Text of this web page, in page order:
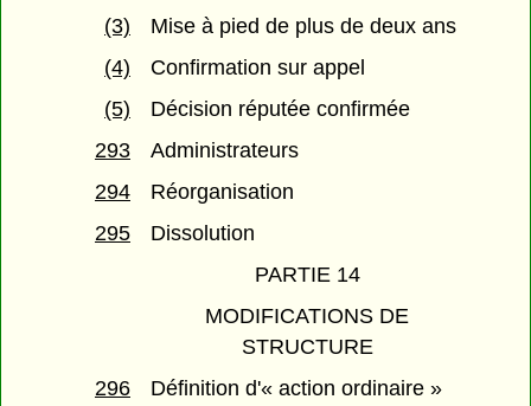
(3)
Mise à pied de plus de deux ans
(4)
Confirmation sur appel
(5)
Décision réputée confirmée
293
Administrateurs
294
Réorganisation
295
Dissolution
PARTIE 14
MODIFICATIONS DE
STRUCTURE
296
Définition d'« action ordinaire »